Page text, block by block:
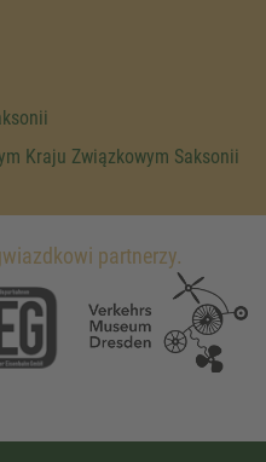
Kraju Związkowym Saksonii
partnerzy.